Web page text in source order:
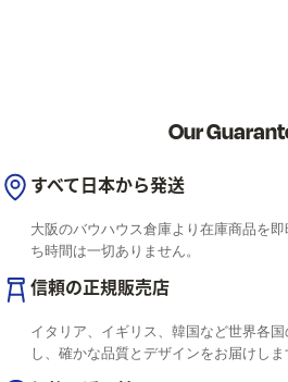
Our
すべて日本から発送
大阪のバウハウス倉庫より在庫商品を
ち時間は一切ありません。
信頼の正規販売店
イタリア、イギリス、韓国など世界各
し、確かな品質とデザインをお届けしま